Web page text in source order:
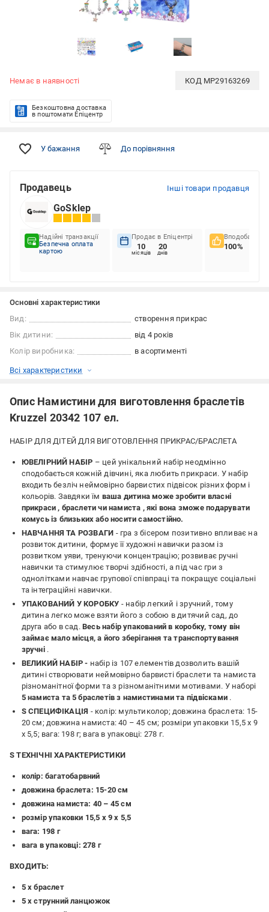
Немає в наявності КОД MP29163269
Безкоштовна доставка
в поштомати Епіцентр
У бажання До порівняння
Продавець Інші товари продавця
GoSklep
Надійні транзакції
Безпечна оплата
картою
Продає в Епіцентрі
10
місяців
20
днів
Вподобання
100%
Основні характеристики
Вид:
створення прикрас
Вік дитини:
від 4 років
Колір виробника:
в асортименті
Всі характеристики
Опис Намистини для виготовлення браслетів
Kruzzel 20342 107 ел.
НАБІР ДЛЯ ДІТЕЙ ДЛЯ ВИГОТОВЛЕННЯ ПРИКРАС/БРАСЛЕТА
ЮВЕЛІРНИЙ НАБІР – цей унікальний набір неодмінно
сподобається кожній дівчині, яка любить прикраси. У набір
входить безліч неймовірно барвистих підвісок різних форм і
кольорів. Завдяки їм ваша дитина може зробити власні
прикраси , браслети чи намиста , які вона зможе подарувати
комусь із близьких або носити самостійно.
НАВЧАННЯ ТА РОЗВАГИ - гра з бісером позитивно впливає на
розвиток дитини, формує її художні навички разом із
розвитком уяви, тренуючи концентрацію; розвиває ручні
навички та стимулює творчі здібності, а під час гри з
однолітками навчає групової співпраці та покращує соціальні
та інтеграційні навички.
УПАКОВАНИЙ У КОРОБКУ - набір легкий і зручний, тому
дитина легко може взяти його з собою в дитячий сад, до
друга або в сад. Весь набір упакований в коробку, тому він
займає мало місця, а його зберігання та транспортування
зручні.
ВЕЛИКИЙ НАБІР - набір із 107 елементів дозволить вашій
дитині створювати неймовірно барвисті браслети та намиста
різноманітної форми та з різноманітними мотивами. У наборі
5 намиста та 5 браслетів з намистинами та підвісками.
S СПЕЦИФІКАЦІЯ - колір: мультиколор; довжина браслета: 15-
20 см; довжина намиста: 40 – 45 см; розміри упаковки 15,5 х 9
х 5,5; вага: 198 г; вага в упаковці: 278 г.
S ТЕХНІЧНІ ХАРАКТЕРИСТИКИ
колір: багатобарвний
довжина браслета: 15-20 см
довжина намиста: 40 – 45 см
розмір упаковки 15,5 х 9 х 5,5
вага: 198 г
вага в упаковці: 278 г
ВХОДИТЬ:
5 х браслет
5 х струнний ланцюжок